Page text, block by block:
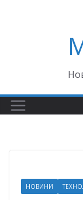
НОВИНИ